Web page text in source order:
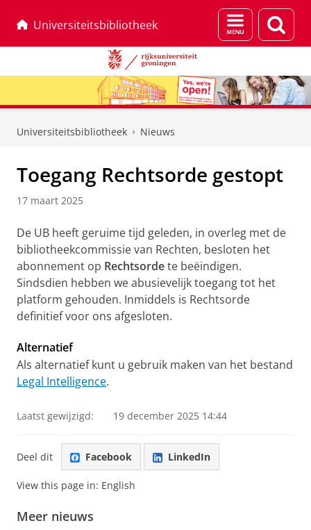
Universiteitsbibliotheek
Menu
en
Universiteitsbibliotheek Nieuws
Toegang Rechtsorde gestopt
17 maart 2025
De UB heeft geruime tijd geleden, in overleg met de
bibliotheekcommissie van Rechten, besloten het
abonnement op Rechtsordete beëindigen.
Sindsdien hebben we abusievelijk toegang tot het
platform gehouden. Inmiddels is Rechtsorde
definitief voor ons afgesloten.
Alternatief
Als alternatief kunt u gebruik maken van het bestand
Legal Intelligence.
Laatst gewijzigd: 19 december 2025 14:44
Deel dit Facebook LinkedIn
View this page in: English
Meer nieuws